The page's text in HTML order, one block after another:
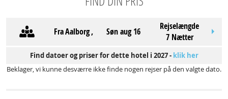
FraAalborg, søn aug 16
Rejselængde
7 Nætter
Find datoer og priser for dette hotel i 2027 - klik her
Beklager, vi kunne desværre ikke finde nogen rejser på den valgte dato.